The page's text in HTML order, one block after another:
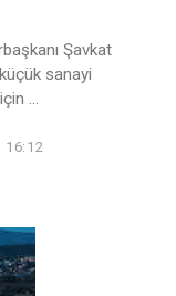
Şavkat
sanayi
...
16:12